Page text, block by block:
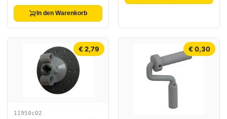
In den Warenkorb
€ 2,79
11950c02
€ 0,30